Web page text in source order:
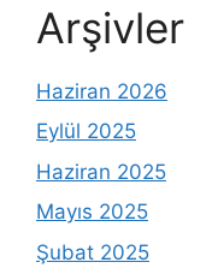
Arşivler
Haziran 2026
Eylül 2025
Haziran 2025
Mayıs 2025
Şubat 2025